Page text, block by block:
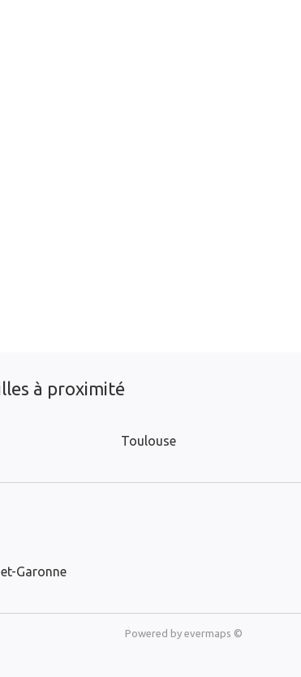
à proximité
Toulouse
Garonne
Powered by evermaps ©